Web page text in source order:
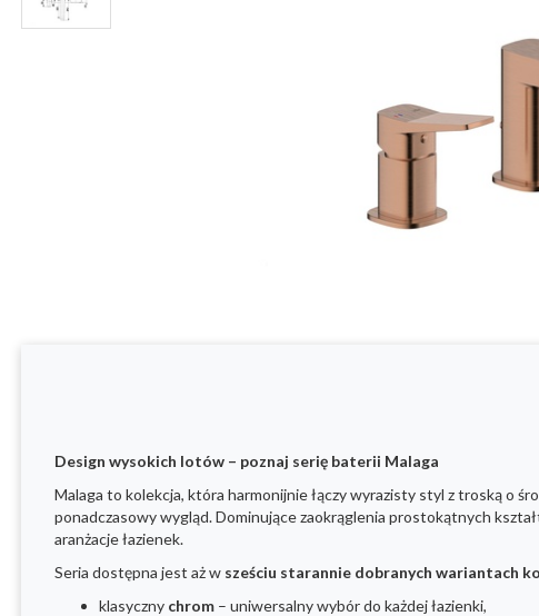
Design wysokich lotów – poznaj serię baterii Malaga
Malaga to kolekcja, która harmonijnie łączy wyrazisty styl z troską o
ponadczasowy wygląd. Dominujące zaokrąglenia prostokątnych
aranżacje łazienek.
Seria dostępna jest aż w sześciu starannie dobranych wariantach
klasyczny chrom – uniwersalny wybór do każdej łazienki,